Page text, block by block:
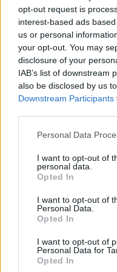
opt-out request is
interest-based ads
us or personal
your opt-out. You may
disclosure of your
IAB’s list of downstream
also be disclosed by us
Downstream Participants
Please note that this
not limited to your visit
grant or deny consent to
use your data for below
consent section.
Personal Data
I want to opt-out of
personal data.
Opted In
I want to opt-out of
Personal Data.
Opted In
I want to opt-out of
Personal Data for
Opted In
diese Weise erhalten
und können sich
Der Kundendienst
dabei helfen,
Unternehmen
möchten.
Denken Sie an die
anschließen.
wohl fühlen. Machen
davon, wie nahe die
Sie möchten
kaufen aber so viel
Beschwerde über
mindestens vier